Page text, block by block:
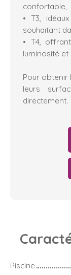
confortable,
T3,
souhaitant
T4,
luminosité
Pour obtenir
leurs
directement.
Piscine